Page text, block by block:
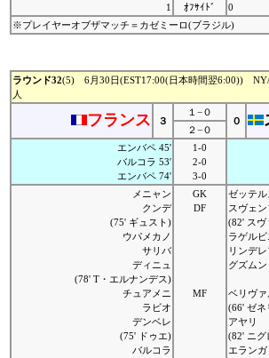
1
ｵﾌｻｲﾄﾞ
0
※プレイヤーオブザマッチ＝カゼミーロ(ブラジル)
ラウンド32(5) 6月30日(EST17:00(日本時間翌6:00))
人
フランス ３
１−０
０
２−０
エンバペ 45'
バルコラ 53'
エンバペ 74'
1-0
2-0
3-0
メニャン
クンデ
(75' ギュスト)
ウパメカノ
サリバ
ディニュ
(78' T・エルナンデス)
チュアメニ
ラビオ
デンベレ
(75' ドゥエ)
バルコラ
GK
DF
MF
ゼッテ
スヴェン
(82' スヴ
ラゲル
リンデレ
グズム
ベリヴァ
(66' ゼネ
アヤリ
(82' ニグ
エランガ